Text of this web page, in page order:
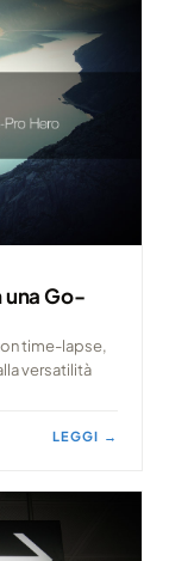
una Go-
time-lapse,
versatilità
LEGGI →